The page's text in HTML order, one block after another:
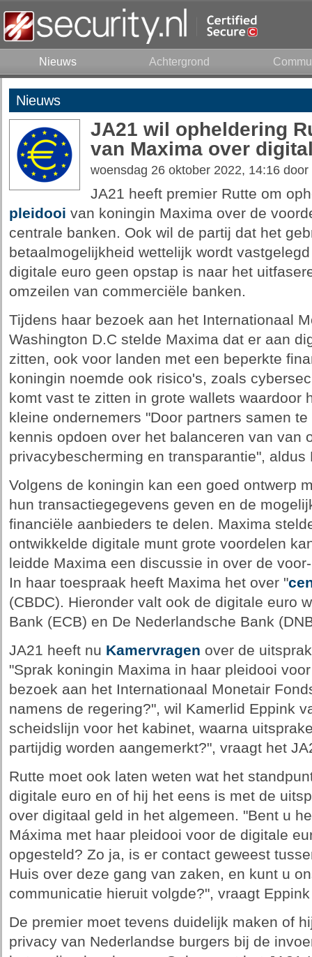
Nieuws Achtergrond
Nieuws
JA21 wil opheldering
van Maxima over
woensdag 26 oktober 2022, 14:16 door
JA21 heeft premier Rutte om
pleidooi van koningin Maxima over de
centrale banken. Ook wil de partij dat het
betaalmogelijkheid wettelijk wordt
digitale euro geen opstap is naar het
omzeilen van commerciële banken.
Tijdens haar bezoek aan het Internationaal
Washington D.C stelde Maxima dat er aan
zitten, ook voor landen met een beperkte
koningin noemde ook risico's, zoals
komt vast te zitten in grote wallets waardoor
kleine ondernemers "Door partners samen
kennis opdoen over het balanceren van van
privacybescherming en transparantie", aldus
Volgens de koningin kan een goed ontwerp
hun transactiegegevens geven en de
financiële aanbieders te delen. Maxima
ontwikkelde digitale munt grote voordelen
leidde Maxima een discussie in over de
In haar toespraak heeft Maxima het over "
(CBDC). Hieronder valt ook de digitale euro
Bank (ECB) en De Nederlandsche Bank
JA21 heeft nu Kamervragen over de
"Sprak koningin Maxima in haar pleidooi
bezoek aan het Internationaal Monetair
namens de regering?", wil Kamerlid Eppink
scheidslijn voor het kabinet, waarna
partijdig worden aangemerkt?", vraagt het
Rutte moet ook laten weten wat het
digitale euro en of hij het eens is met de
over digitaal geld in het algemeen. "Bent u
Máxima met haar pleidooi voor de digitale
opgesteld? Zo ja, is er contact geweest
Huis over deze gang van zaken, en kunt u
communicatie hieruit volgde?", vraagt
De premier moet tevens duidelijk maken of
privacy van Nederlandse burgers bij de